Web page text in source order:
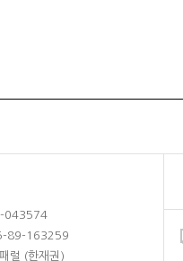
043574
89-163259
럴 (한재권)